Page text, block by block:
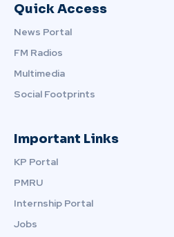
Quick Access
News Portal
FM Radios
Multimedia
Social Footprints
Important Links
KP Portal
PMRU
Internship Portal
Jobs